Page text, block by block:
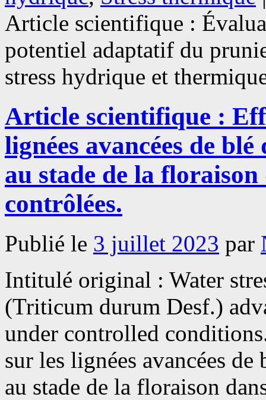
Article scientifique :
potentiel adaptatif du
stress hydrique et
Article scientifique :
lignées avancées de
au stade de la
contrôlées.
Publié le 3 juillet 2023 par
Intitulé original : Water
(Triticum durum Desf.)
under controlled
sur les lignées avancées
au stade de la floraison